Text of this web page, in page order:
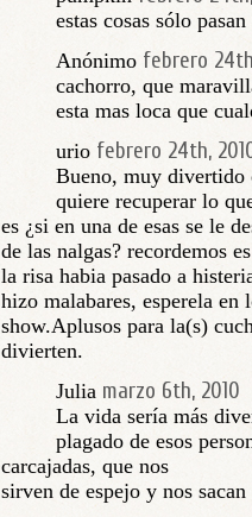
estas cosas sólo
Anónimo febrero
cachorro, que
esta mas loca que
urio febrero 24th,
Bueno, muy
quiere recuperar lo
es ¿si en una de esas se le
de las nalgas? recordemos
la risa habia pasado a
hizo malabares, esperela en
show.Aplusos para la(s)
divierten.
Julia marzo 6th, 2010
La vida sería más
plagado de esos
carcajadas, que nos
sirven de espejo y nos